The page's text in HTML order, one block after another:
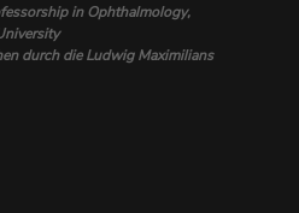
in Ophthalmology,
durch die Ludwig Maximilians